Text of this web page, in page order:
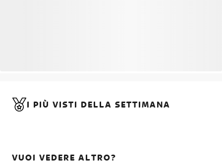
I PIÙ VISTI DELLA SETTIMANA
VUOI VEDERE ALTRO?